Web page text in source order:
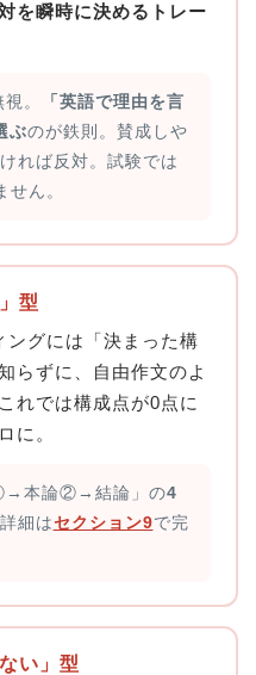
を瞬時に決めるトレー
。
「英語で理由を言
ぶのが鉄則。賛成しや
れば反対。試験では
ん。
型
ングには「決まった構
らずに、自由作文のよ
れでは構成点が0点に
に。
本論②→結論」の4
細はセクション9で完
い」型